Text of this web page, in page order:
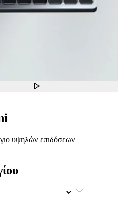
υψηλών επιδόσεων